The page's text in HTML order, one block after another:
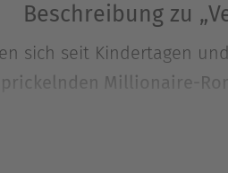
Beschreibung zu
sich seit Kindertagen
Millionaire-